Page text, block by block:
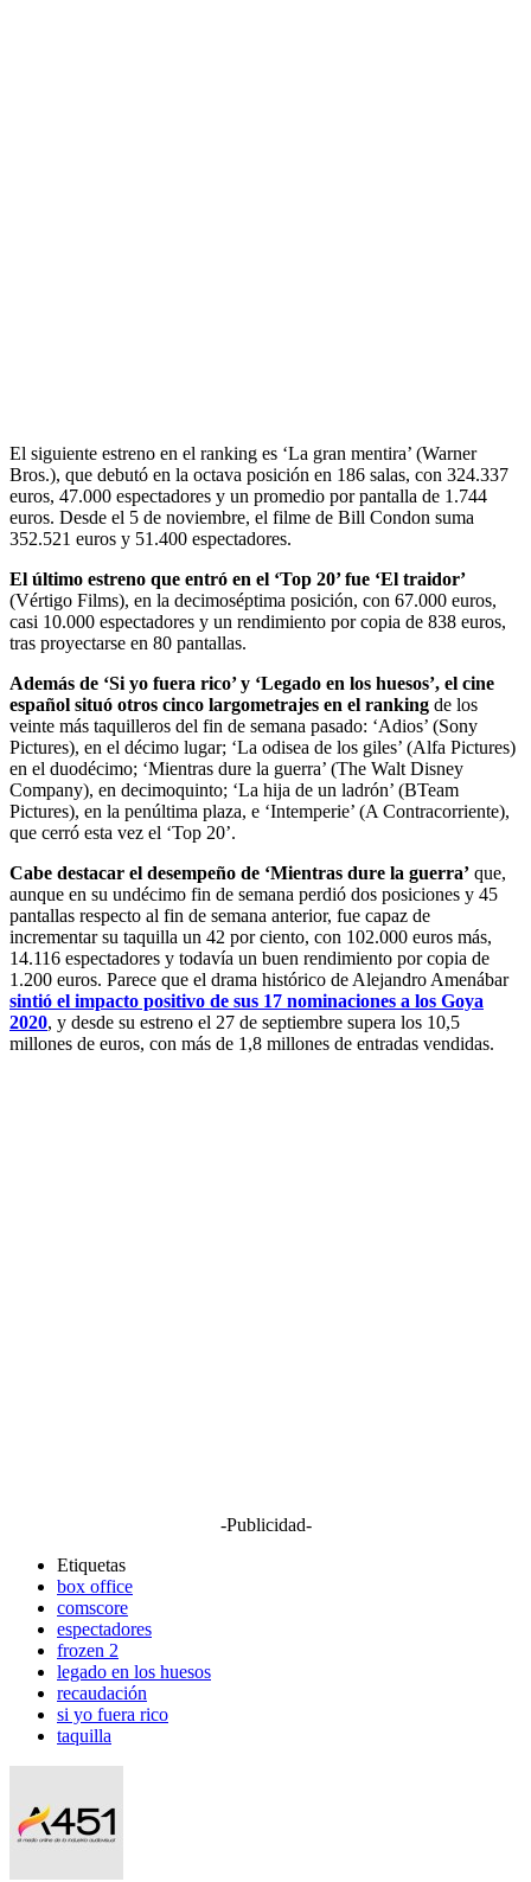
El siguiente estreno en el ranking es ‘La gran mentira’ (Warner
Bros.), que debutó en la octava posición en 186 salas, con 324.337
euros, 47.000 espectadores y un promedio por pantalla de 1.744
euros. Desde el 5 de noviembre, el filme de Bill Condon suma
352.521 euros y 51.400 espectadores.
El último estreno que entró en el ‘Top 20’ fue ‘El traidor’
(Vértigo Films), en la decimoséptima posición, con 67.000 euros,
casi 10.000 espectadores y un rendimiento por copia de 838 euros,
tras proyectarse en 80 pantallas.
Además de ‘Si yo fuera rico’ y ‘Legado en los huesos’, el cine
español situó otros cinco largometrajes en el ranking de los
veinte más taquilleros del fin de semana pasado: ‘Adios’ (Sony
Pictures), en el décimo lugar; ‘La odisea de los giles’ (Alfa Pictures)
en el duodécimo; ‘Mientras dure la guerra’ (The Walt Disney
Company), en decimoquinto; ‘La hija de un ladrón’ (BTeam
Pictures), en la penúltima plaza, e ‘Intemperie’ (A Contracorriente),
que cerró esta vez el ‘Top 20’.
Cabe destacar el desempeño de ‘Mientras dure la guerra’ que,
aunque en su undécimo fin de semana perdió dos posiciones y 45
pantallas respecto al fin de semana anterior, fue capaz de
incrementar su taquilla un 42 por ciento, con 102.000 euros más,
14.116 espectadores y todavía un buen rendimiento por copia de
1.200 euros. Parece que el drama histórico de Alejandro Amenábar
sintió el impacto positivo de sus 17 nominaciones a los Goya
2020, y desde su estreno el 27 de septiembre supera los 10,5
millones de euros, con más de 1,8 millones de entradas vendidas.
-Publicidad-
Etiquetas
box office
comscore
espectadores
frozen 2
legado en los huesos
recaudación
si yo fuera rico
taquilla